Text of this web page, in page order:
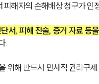
해자의 손해배상 청구가 인
서, 피해 진술, 증거 자료 등
.
위해 반드시 민사적 권리구